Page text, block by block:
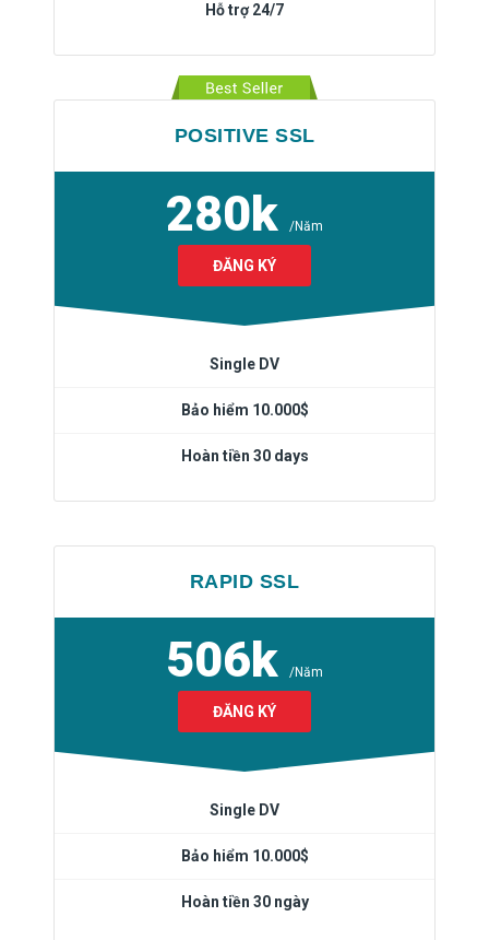
Hỗ trợ 24/7
POSITIVE SSL
280k /Năm
ĐĂNG KÝ
Single DV
Bảo hiểm 10.000$
Hoàn tiền 30 days
RAPID SSL
506k /Năm
ĐĂNG KÝ
Single DV
Bảo hiểm 10.000$
Hoàn tiền 30 ngày